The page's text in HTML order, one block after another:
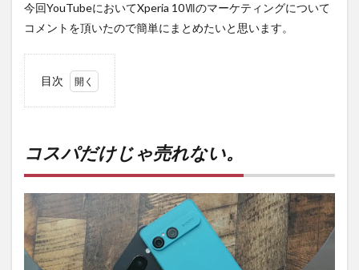
今回YouTubeにおいてXperia 10Ⅶのマーケティングについて
コメントを頂いたので簡単にまとめたいと思います。
目次
けじ
ゃ売
れな
2
PR)
購入
は待
コスパだけじゃ売れない。